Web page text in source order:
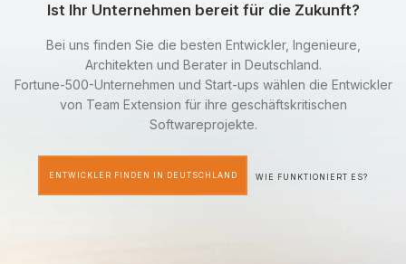
Ist Ihr Unternehmen bereit für die Zukunft?
Bei uns finden Sie die besten Entwickler, Ingenieure,
Architekten und Berater in Deutschland.
Fortune-500-Unternehmen und Start-ups wählen die Entwickler
von Team Extension für ihre geschäftskritischen
Softwareprojekte.
ENTWICKLER FINDEN IN DEUTSCHLAND WIE FUNKTIONIERT ES?